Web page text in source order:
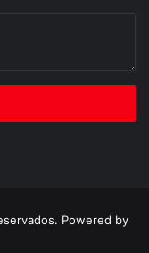
Powered by